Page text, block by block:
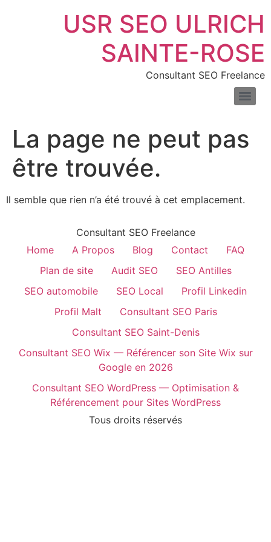
USR SEO ULRICH
SAINTE-ROSE
Consultant SEO Freelance
La page ne peut pas
être trouvée.
Il semble que rien n’a été trouvé à cet emplacement.
Consultant SEO Freelance
Home
A Propos Blog Contact
FAQ
Plan de site
Audit SEO
SEO Antilles
SEO automobile
SEO Local
Profil Linkedin
Profil Malt
Consultant SEO Paris
Consultant SEO Saint-Denis
Consultant SEO Wix — Référencer son Site Wix sur
Google en 2026
Consultant SEO WordPress — Optimisation &
Référencement pour Sites WordPress
Tous droits réservés